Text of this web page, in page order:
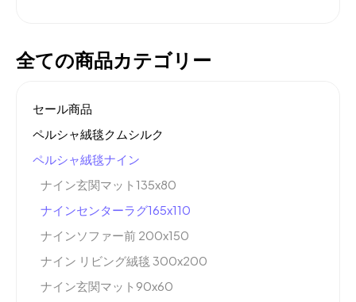
全ての商品カテゴリー
セール商品
ペルシャ絨毯クムシルク
ペルシャ絨毯ナイン
ナイン玄関マット135x80
ナインセンターラグ165x110
ナインソファー前 200x150
ナイン リビング絨毯 300x200
ナイン玄関マット90x60